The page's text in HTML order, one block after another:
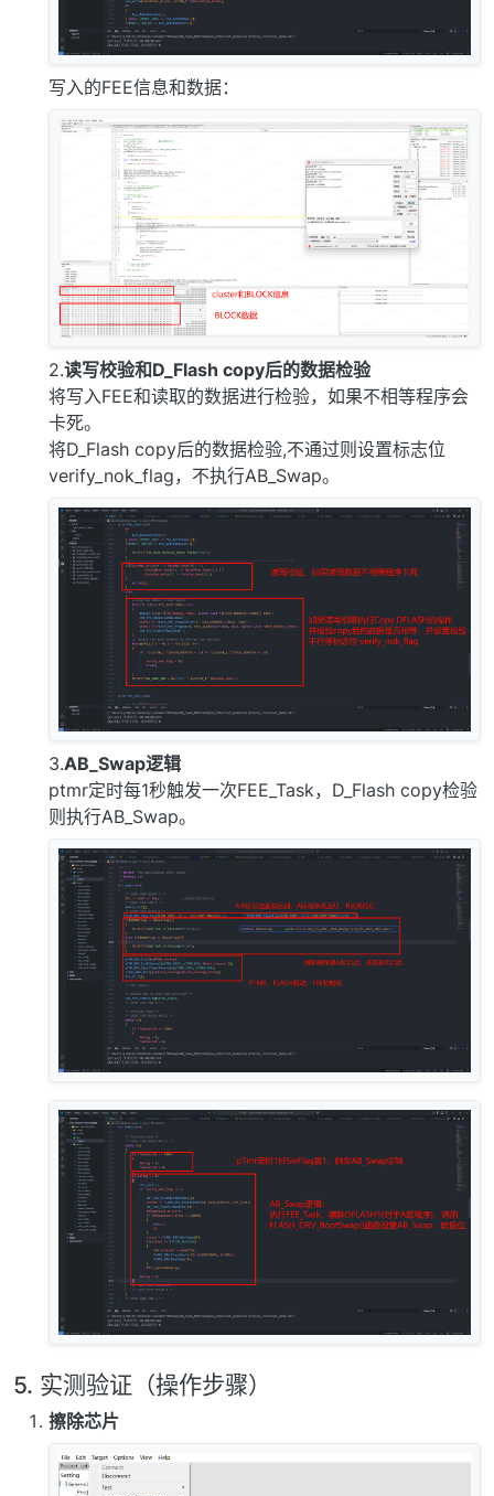
写入的FEE信息和数据：
2.读写校验和D_Flash copy后的数据检验
将写入FEE和读取的数据进行检验，如果不相等程序会
卡死。
将D_Flash copy后的数据检验,不通过则设置标志位
verify_nok_flag，不执行AB_Swap。
3.AB_Swap逻辑
ptmr定时每1秒触发一次FEE_Task，D_Flash copy检验
则执行AB_Swap。
5. 实测验证（操作步骤）
擦除芯片